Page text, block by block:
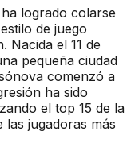
logrado colarse
de juego
Nacida el 11 de
pequeña ciudad
comenzó a
ha sido
el top 15 de la
las jugadoras más